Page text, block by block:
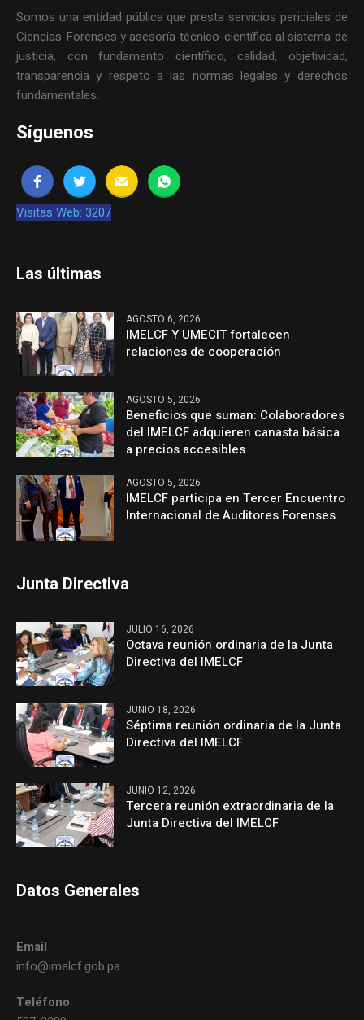
Somos una entidad pública que presta servicios periciales de
Ciencias Forenses y asesoría técnico-científica al sistema de
justicia, con fundamento científico, calidad, objetividad,
transparencia y respeto a las normas legales y derechos
fundamentales.
Síguenos
Visitas Web: 3207
Las últimas
AGOSTO 6, 2026
IMELCF Y UMECIT fortalecen
relaciones de cooperación
AGOSTO 5, 2026
Beneficios que suman: Colaboradores
del IMELCF adquieren canasta básica
a precios accesibles
AGOSTO 5, 2026
IMELCF participa en Tercer Encuentro
Internacional de Auditores Forenses
Junta Directiva
JULIO 16, 2026
Octava reunión ordinaria de la Junta
Directiva del IMELCF
JUNIO 18, 2026
Séptima reunión ordinaria de la Junta
Directiva del IMELCF
JUNIO 12, 2026
Tercera reunión extraordinaria de la
Junta Directiva del IMELCF
Datos Generales
Email
info@imelcf.gob.pa
Teléfono